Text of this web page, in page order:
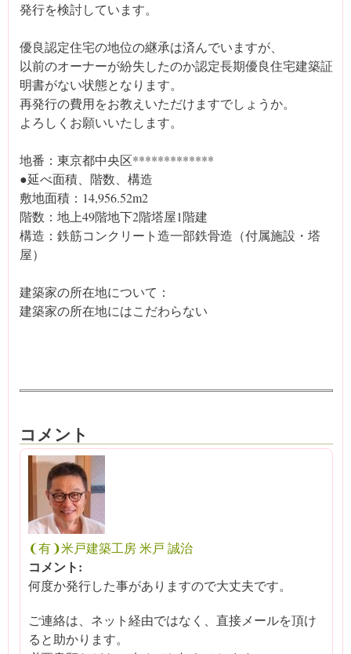
発行を検討しています。
優良認定住宅の地位の継承は済んでいますが、
以前のオーナーが紛失したのか認定長期優良住宅建築証
明書がない状態となります。
再発行の費用をお教えいただけますでしょうか。
よろしくお願いいたします。
地番：東京都中央区*************
●延べ面積、階数、構造
敷地面積：14,956.52m2
階数：地上49階地下2階塔屋1階建
構造：鉄筋コンクリート造一部鉄骨造（付属施設・塔
屋）
建築家の所在地について：
建築家の所在地にはこだわらない
コメント
❨有❩米戸建築工房 米戸 誠治
コメント:
何度か発行した事がありますので大丈夫です。
ご連絡は、ネット経由ではなく、直接メールを頂け
ると助かります。